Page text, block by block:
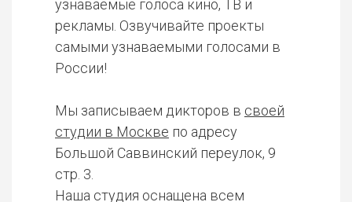
узнаваемые голоса кино, ТВ и
рекламы. Озвучивайте проекты
самыми узнаваемыми голосами в
России!
Мы записываем дикторов в своей
студии в Москве по адресу
Большой Саввинский переулок, 9
стр. 3.
Наша студия оснащена всем